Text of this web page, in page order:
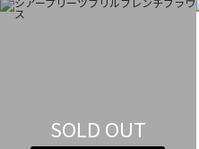
SOLD OUT